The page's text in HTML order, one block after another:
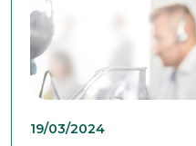
19/03/2024